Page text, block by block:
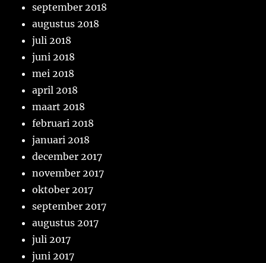
september 2018
augustus 2018
juli 2018
juni 2018
mei 2018
april 2018
maart 2018
februari 2018
januari 2018
december 2017
november 2017
oktober 2017
september 2017
augustus 2017
juli 2017
juni 2017